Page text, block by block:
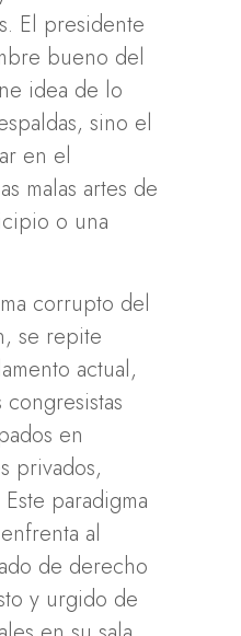
El presidente
bueno del
idea de lo
sino el
en el
malas artes de
o una
corrupto del
se repite
actual,
en
privados,
paradigma
al
de derecho
y urgido de